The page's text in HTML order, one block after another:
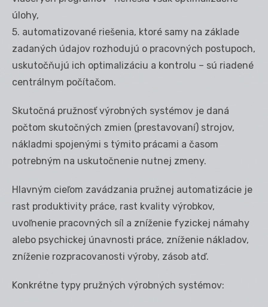
úlohy,
5. automatizované riešenia, ktoré samy na základe
zadaných údajov rozhodujú o pracovných postupoch,
uskutočňujú ich optimalizáciu a kontrolu – sú riadené
centrálnym počítačom.
Skutočná pružnosť výrobných systémov je daná
počtom skutočných zmien (prestavovaní) strojov,
nákladmi spojenými s týmito prácami a časom
potrebným na uskutočnenie nutnej zmeny.
Hlavným cieľom zavádzania pružnej automatizácie je
rast produktivity práce, rast kvality výrobkov,
uvoľnenie pracovných síl a zníženie fyzickej námahy
alebo psychickej únavnosti práce, zníženie nákladov,
zníženie rozpracovanosti výroby, zásob atď.
Konkrétne typy pružných výrobných systémov: